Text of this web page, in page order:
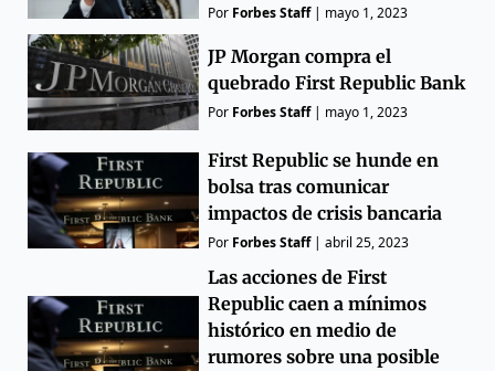
Por Forbes Staff| mayo 1, 2023
JP Morgan compra el
quebrado First Republic Bank
Por Forbes Staff| mayo 1, 2023
First Republic se hunde en
bolsa tras comunicar
impactos de crisis bancaria
Por Forbes Staff|abril 25, 2023
Las acciones de First
Republic caen a mínimos
histórico en medio de
rumores sobre una posible